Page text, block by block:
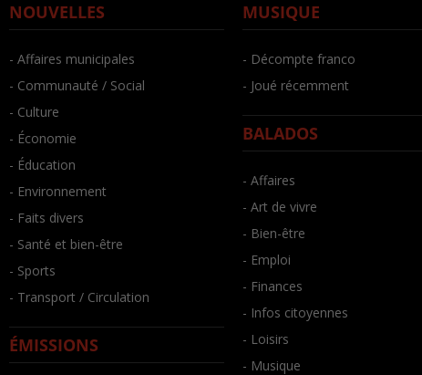
NOUVELLES
- Affaires municipales
- Communauté / Social
- Culture
- Économie
- Éducation
- Environnement
- Faits divers
- Santé et bien-être
- Sports
- Transport / Circulation
ÉMISSIONS
MUSIQUE
- Décompte franco
- Joué récemment
BALADOS
- Affaires
- Art de vivre
- Bien-être
- Emploi
- Finances
- Infos citoyennes
- Loisirs
- Musique